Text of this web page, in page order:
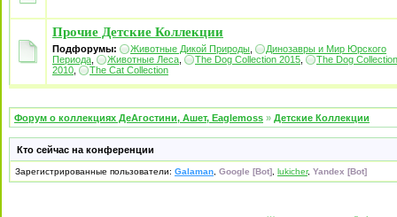
Прочие Детские Коллекции
Подфорумы: Животные Дикой Природы
Динозавры и Мир Юрского
Периода
Животные Леса The Dog Collection 2015
The Dog Collection
2010
The Cat Collection
Форум о коллекциях ДеАгостини, Ашет, Eaglemoss » Детские Коллекции
Кто сейчас на конференции
Зарегистрированные пользователи: Galaman Google [Bot] lukicher, Yandex [Bot]